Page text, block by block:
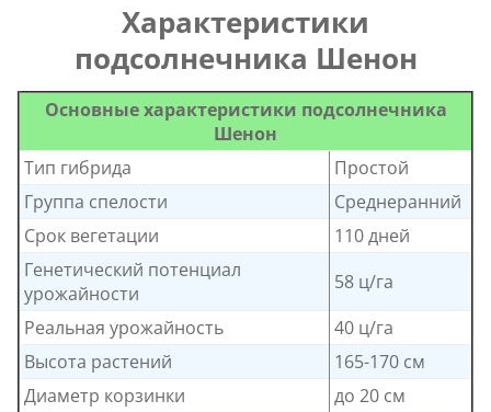
Характеристики
подсолнечника Шенон
Основные характеристики подсолнечника
Шенон
Тип гибрида
Простой
Группа спелости
Среднеранний
Срок вегетации
110 дней
Генетический потенциал
урожайности
58 ц/га
Реальная урожайность
40 ц/га
Высота растений
165-170 см
Диаметр корзинки
до 20 см